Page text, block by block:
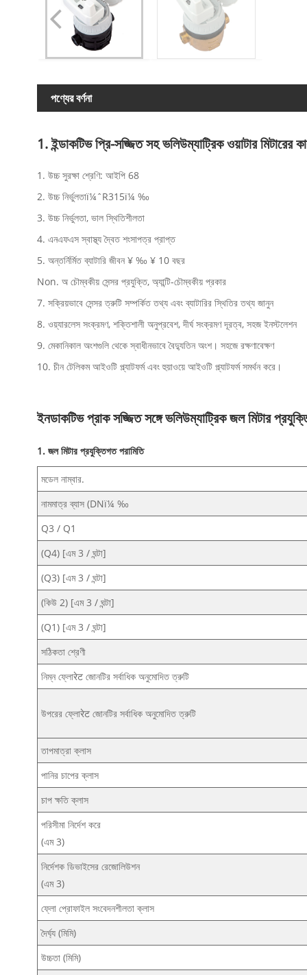
পণ্যের বর্ণনা
1. ইন্ডাকটিভ প্রি-সজ্জিত সহ ভলিউম্যাট্রিক ওয়াটার মিটারের
1. উচ্চ সুরক্ষা শ্রেণি: আইপি 68
2. উচ্চ নির্ভুলতাï¼ˆR315ï¼ ‰
3. উচ্চ নির্ভুলতা, ভাল স্থিতিশীলতা
4. এনএফএস স্বাস্থ্য দ্বৈত শংসাপত্র প্রাপ্ত
5. অন্তর্নির্মিত ব্যাটারি জীবন ¥ ‰ ¥ 10 বছর
Non. অ চৌম্বকীয় সেন্সর প্রযুক্তি, অ্যান্টি-চৌম্বকীয় প্রকার
7. সক্রিয়ভাবে সেন্সর ত্রুটি সম্পর্কিত তথ্য এবং ব্যাটারির স্থিতির তথ্য জানুন
8. ওয়্যারলেস সংক্রমণ, শক্তিশালী অনুপ্রবেশ, দীর্ঘ সংক্রমণ দূরত্ব, সহজ ইনস্টলেশন
9. মেকানিকাল অংশগুলি থেকে স্বাধীনভাবে বৈদ্যুতিন অংশ। সহজে রক্ষণাবেক্ষণ
10. চীন টেলিকম আইওটি প্ল্যাটফর্ম এবং হুয়াওয়ে আইওটি প্ল্যাটফর্ম সমর্থন করে।
ইনডাকটিভ প্রাক সজ্জিত সঙ্গে ভলিউম্যাট্রিক জল মিটার
1. জল মিটার প্রযুক্তিগত পরামিতি
মডেল নাম্বার.
নামমাত্র ব্যাস (DNï¼ ‰
Q3 / Q1
(Q4) [এম 3 / ঘন্টা]
(Q3) [এম 3 / ঘন্টা]
(কিউ 2) [এম 3 / ঘন্টা]
(Q1) [এম 3 / ঘন্টা]
সঠিকতা শ্রেণী
নিম্ন ফ্লোरेट জোনটির সর্বাধিক অনুমোদিত ত্রুটি
উপরের ফ্লোरेट জোনটির সর্বাধিক অনুমোদিত ত্রুটি
তাপমাত্রা ক্লাস
পানির চাপের ক্লাস
চাপ ক্ষতি ক্লাস
পরিসীমা নির্দেশ করে
(এম 3)
নির্দেশক ডিভাইসের রেজোলিউশন
(এম 3)
ফ্লো প্রোফাইল সংবেদনশীলতা ক্লাস
দৈর্ঘ্য (মিমি)
উচ্চতা (মিমি)